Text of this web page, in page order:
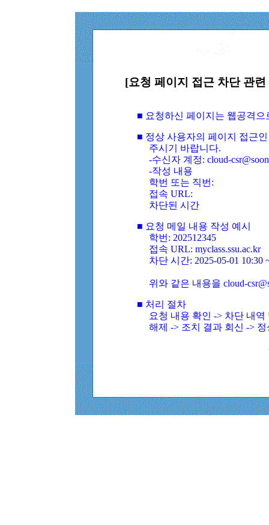
[요청 페이지 접근 차단 관
■ 요청하신 페이지는 웹공격
■ 정상 사용자의 페이지 접근
주시기 바랍니다.
-수신자 계정: cloud-
-작성 내용
학번 또는 직번:
접속 URL:
차단된 시간
■ 요청 메일 내용 작성 예시
학번: 202512345
접속 URL: myclass.ssu.ac.kr
차단 시간: 2025-05-01 10:30
위와 같은 내용을 cloud-
■ 처리 절차
요청 내용 확인 -> 차단 내
해제 -> 조치 결과 회신 ->